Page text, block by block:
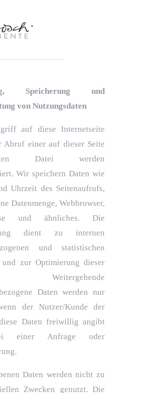
Speicherung und
von Nutzungsdaten
auf diese Internetseite
Abruf einer auf dieser Seite
Datei werden
Wir speichern Daten wie
Uhrzeit des Seitenaufrufs,
Datenmenge, Webbrowser,
und ähnliches. Die
dient zu internen
und statistischen
und zur Optimierung dieser
Weitergehende
Daten werden nur
der Nutzer/Kunde der
Daten freiwillig angibt
einer Anfrage oder
Daten werden nicht zu
Zwecken genutzt. Die